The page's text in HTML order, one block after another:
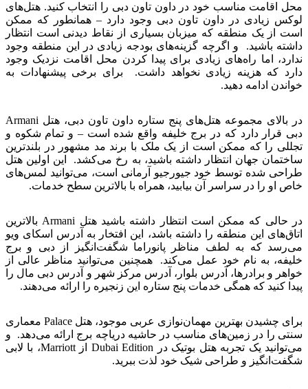
محل اقامت مناسب خود در داون تاون دبی را انتخاب کنید. هتل‌های
لوکس زیادی در داون تاون دبی وجود دارد – همانطور که ممکن
است از یک منطقه که میزبان بسیاری از نقاط دیدنی است انتظار
داشته باشید. و اگرچه گزینه‌های بودجه زیادی در این منطقه وجود
ندارد، اما راه‌های زیادی برای پیدا کردن محل اقامت نزدیک وجود
دارد که هزینه زیادی نخواهد داشت. برای برخی پیشنهادات به
خواندن ادامه دهید.
در بالای مجموعه هتل‌های پنج ستاره داون تاون دبی، هتل Armani
دبی قرار دارد که در برج خلیفه واقع شده است – و تمام شکوه و
تجللی را که ممکن است از یک ملک با برند مد مشهور در بلندترین
ساختمان جهان انتظار داشته باشید، به رخ می‌کشد. این اولین هتل
طراحی شده توسط خود جیورجیو آرمانی است، می‌توانید لمس‌های
خاص او را در سراسر آن بیابید، همراه با بالاترین سطح خدمات.
در حالی که ممکن است انتظار داشته باشید هتل Armani بالاترین
اتاق‌های این منطقه را داشته باشد، این افتخار به آدرس اسکای ویو
می‌رسد که به لطف مناظر پانوراما شگفت‌انگیز از دبی و برج
خلیفه، به نام خود عمل می‌کند. همچنین می‌توانید مناظر عالی از
خواهر و برادرها، آدرس بلوار، آدرس مرکز شهر و آدرس دبی مال را
پیدا کنید که همگی خدمات پنج ستاره این زنجیره را ارائه می‌دهند.
برای چشیدن بهترین مهمان‌نوازی عربی موجود، هتل Palace معماری
سنتی را در زمین‌های مناسب در حاشیه دریاچه برج ارائه می‌دهد. و
می‌توانید یک تجربه هتل بوتیک در Dubai Edition از Marriott، با لابی
شگفت‌انگیز و طراحی شیک خود لذت ببرید.